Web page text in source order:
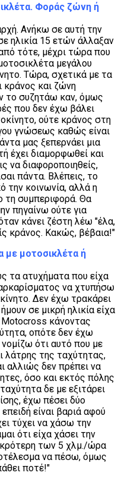
Φοράς ζώνη ή
Ανήκω σε αυτή την
ηλικία 15 ετών άλλαξαν
τότε, μέχρι τώρα που
μεγάλου
Τώρα, σχετικά με τα
και ζώνη
το συζητάω καν, όμως
που δεν έχω βάλει
ούτε κράνος στη
γνώσεως καθώς είναι
μας ξεπερνάει μια
έχει διαμορφωθεί και
να διαφοροποιηθείς,
πάντα. Βλέπεις, το
την κοινωνία, αλλά η
τη συμπεριφορά. Θα
πηγαίνω ούτε για
κάνει ζέστη λέω "έλα,
κράνος. Κακώς, βέβαια!"
με μοτοσικλέτα ή
τα ατυχήματα που είχα
να χτυπήσω
Δεν έχω τρακάρει
σε μικρή ηλικία είχα
κάνοντας
οπότε δεν έχω
ότι αυτό που με
λάτρης της ταχύτητας,
αλλιώς δεν πρέπει να
όσο και εκτός πόλης
δε με εξιτάρει
έχω πέσει δύο
είναι βαριά αφού
τύχει να χάσω την
ότι είχα χάσει την
των 5 χλμ./ώρα
να πέσω, όμως
ποτέ!"